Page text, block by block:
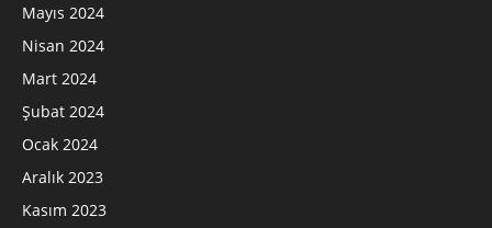
Mayıs 2024
Nisan 2024
Mart 2024
Şubat 2024
Ocak 2024
Aralık 2023
Kasım 2023